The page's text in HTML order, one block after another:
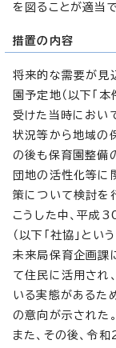
を図ることが適当で
措置の内容
将来的な需要が見
園予定地（以下「
受けた当時におい
状況等から地域の
の後も保育園整備
団地の活性化等に
策について検討を
こうした中、平成
（以下「社協」と
未来局保育企画課
て住民に活用され
いる実態があるた
の意向が示された。
また、その後、令